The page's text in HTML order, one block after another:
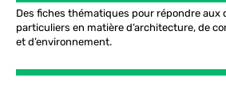
Des fiches thématiques pour répondre aux
particuliers en matière d’architecture, de
et d’environnement.